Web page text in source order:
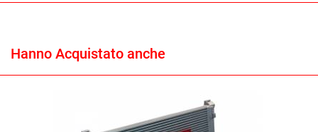
Hanno Acquistato anche